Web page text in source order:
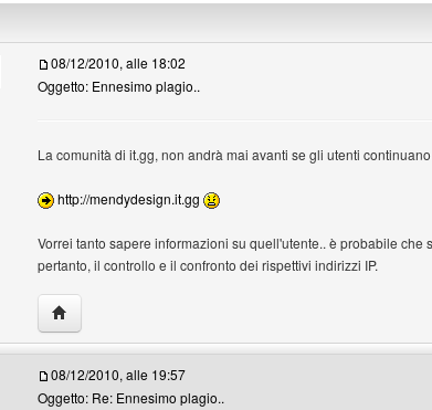
08/12/2010, alle 18:02
Oggetto: Ennesimo plagio..
La comunità di it.gg, non andrà mai avanti se gli utenti
http://mendydesign.it.gg
Vorrei tanto sapere informazioni su quell'utente.. è probabile
pertanto, il controllo e il confronto dei rispettivi indirizzi IP.
HomePage: majikefotogigi
08/12/2010, alle 19:57
Oggetto: Re: Ennesimo plagio..